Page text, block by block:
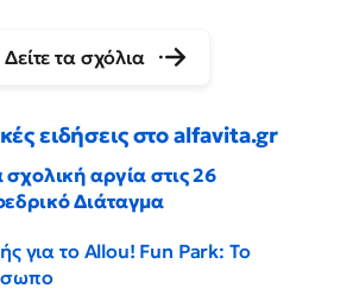
Δείτε τα σχόλια
ειδήσεις στο alfavita.gr
αργία στις 26
Διάταγμα
για το Allou! Fun Park: Το